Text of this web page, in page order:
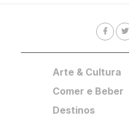
Arte & Cultura
Comer e Beber
Destinos